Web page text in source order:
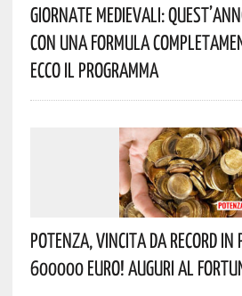
Giornate Medievali:
Con Una Formula
Ecco Il Programma
Potenza, Vincita Da Record
600000 Euro! Auguri Al